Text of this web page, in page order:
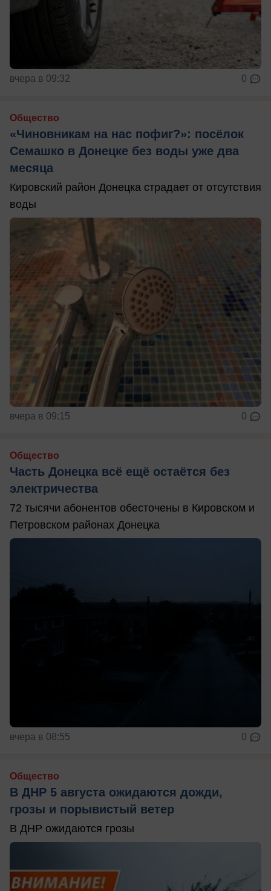
вчера в 09:32 0
Общество
«Чиновникам на нас пофиг?»: посёлок
Семашко в Донецке без воды уже два
месяца
Кировский район Донецка страдает от отсутствия
воды
вчера в 09:15 0
Общество
Часть Донецка всё ещё остаётся без
электричества
72 тысячи абонентов обесточены в Кировском и
Петровском районах Донецка
вчера в 08:55 0
Общество
В ДНР 5 августа ожидаются дожди,
грозы и порывистый ветер
В ДНР ожидаются грозы